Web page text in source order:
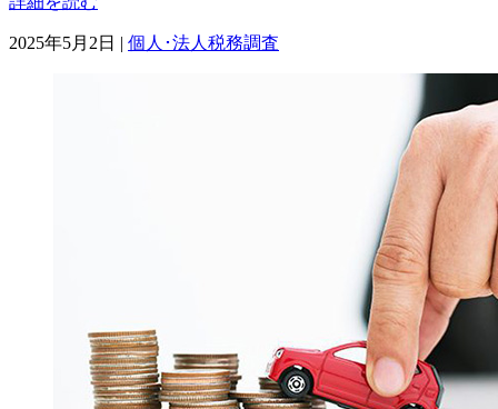
2025年5月2日 | カ
個人･法人税務調査